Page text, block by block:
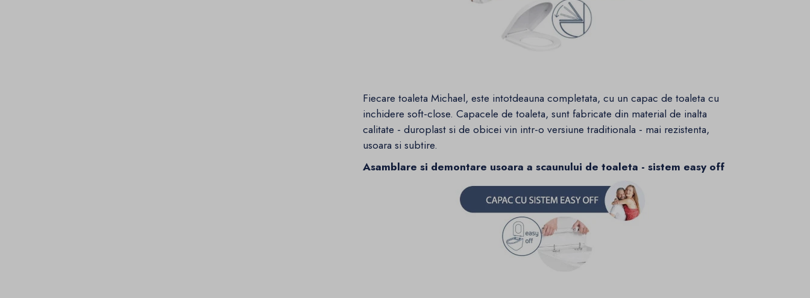
Fiecare toaleta Michael, este intotdeauna completata, cu un capac de toaleta cu
inchidere soft-close. Capacele de toaleta, sunt fabricate din material de inalta
calitate - duroplast si de obicei vin intr-o versiune traditionala - mai rezistenta,
usoara si subtire.
Asamblare si demontare usoara a scaunului de toaleta - sistem easy off